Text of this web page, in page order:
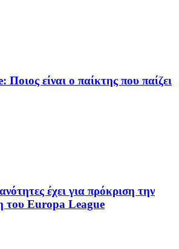
είναι ο παίκτης που παίζει
έχει για πρόκριση την
του Europa League